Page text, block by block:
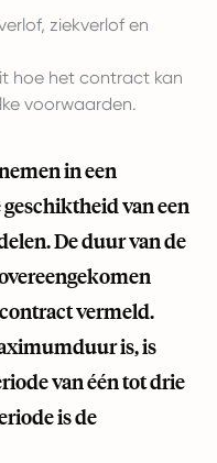
ziekverlof en
hoe het contract kan
voorwaarden.
in een
van een
De duur van de
vermeld.
is, is
van één tot drie
is de